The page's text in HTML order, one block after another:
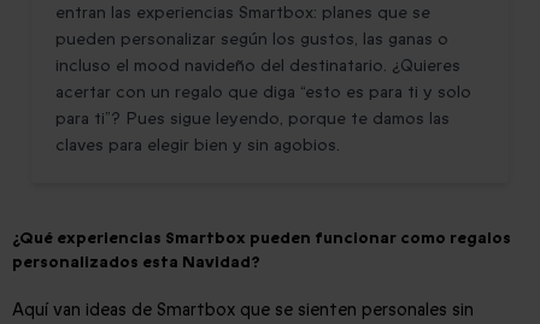
entran las experiencias Smartbox: planes que se
pueden personalizar según los gustos, las ganas o
incluso el mood navideño del destinatario. ¿Quieres
acertar con un regalo que diga “esto es para ti y solo
para ti”? Pues sigue leyendo, porque te damos las
claves para elegir bien y sin agobios.
¿Qué experiencias Smartbox pueden funcionar como regalos
personalizados esta Navidad?
Aquí van ideas de Smartbox que se sienten personales sin